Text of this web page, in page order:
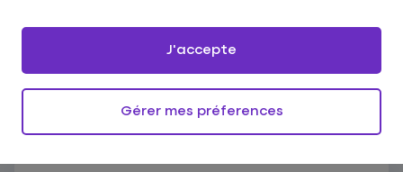
Me localiser
Les agences Matmut Berre-l'Étang
Gérer mes préferences
J'accepte